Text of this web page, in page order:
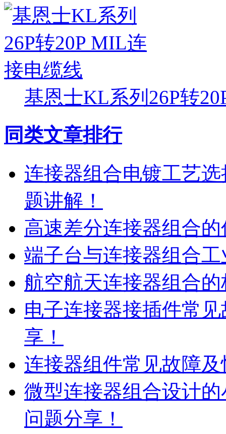
基恩士KL系列26P转
同类文章排行
连接器组合电镀工艺
题讲解！
高速差分连接器组合
端子台与连接器组合
航空航天连接器组合
电子连接器接插件常
享！
连接器组件常见故障
微型连接器组合设计
问题分享！